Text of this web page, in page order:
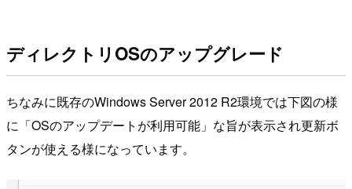
ディレクトリOSのアップグレード
ちなみに既存のWindows Server 2012 R2環境では下図の様
に「OSのアップデートが利用可能」な旨が表示され更新ボ
タンが使える様になっています。